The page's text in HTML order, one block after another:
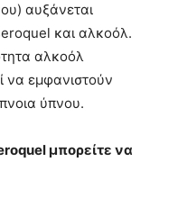
αυξάνεται
και αλκοόλ.
αλκοόλ
να εμφανιστούν
ύπνου.
μπορείτε να